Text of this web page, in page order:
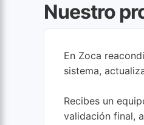
Nuestro
En Zoca
sistema,
Recibes un
validación final,